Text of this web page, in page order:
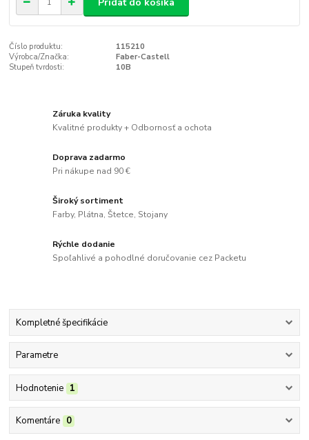
Číslo produktu:
115210
Výrobca/Značka:
Faber-Castell
Stupeň tvrdosti:
10B
Záruka kvality
Kvalitné produkty + Odbornosť a ochota
Doprava zadarmo
Pri nákupe nad 90 €
Široký sortiment
Farby, Plátna, Štetce, Stojany
Rýchle dodanie
Spoľahlivé a pohodlné doručovanie cez Packetu
Kompletné špecifikácie
Parametre
Hodnotenie 1
Komentáre 0